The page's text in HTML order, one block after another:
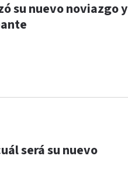
su nuevo noviazgo y
será su nuevo